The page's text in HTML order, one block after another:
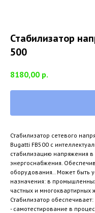
Стабилизатор
500
8180,00 р.
Стабилизатор сетевого
Bugatti FB500 с
стабилизацию напряжения
энергоснабжения.
оборудования.. Может быть
назначения: в
частных и многоквартирных
Стабилизатор обеспечивает:
- самотестирование в